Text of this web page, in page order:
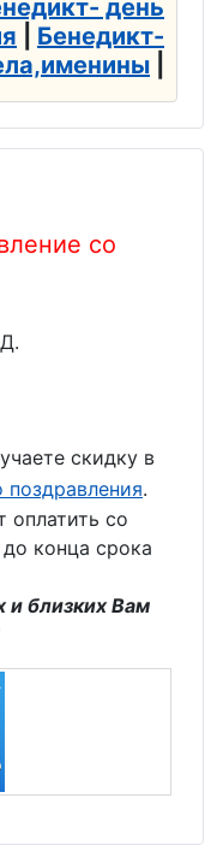
день
Бенедикт-
со
скидку в
поздравления.
оплатить со
конца срока
и близких Вам